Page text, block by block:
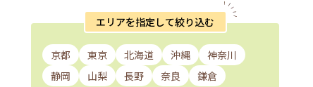
エリアを指定して絞り込む
京都 東京 北海道 沖縄
神奈川
静岡
山梨 長野 奈良 鎌倉